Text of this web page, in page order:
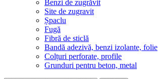
Benzi de zugrăvit
Site de zugravit
Șpaclu
Fugă
Fibră de sticlă
Bandă adezivă, benzi izolante, folie
Colțuri perforate, profile
Grunduri pentru beton, metal